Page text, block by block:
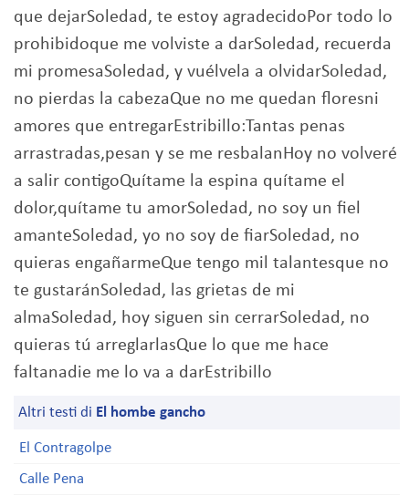
que dejarSoledad, te estoy agradecidoPor todo lo
prohibidoque me volviste a darSoledad, recuerda
mi promesaSoledad, y vuélvela a olvidarSoledad,
no pierdas la cabezaQue no me quedan floresni
amores que entregarEstribillo:Tantas penas
arrastradas,pesan y se me resbalanHoy no volveré
a salir contigoQuítame la espina quítame el
dolor,quítame tu amorSoledad, no soy un fiel
amanteSoledad, yo no soy de fiarSoledad, no
quieras engañarmeQue tengo mil talantesque no
te gustaránSoledad, las grietas de mi
almaSoledad, hoy siguen sin cerrarSoledad, no
quieras tú arreglarlasQue lo que me hace
faltanadie me lo va a darEstribillo
Altri testi di El hombe gancho
El Contragolpe
Calle Pena